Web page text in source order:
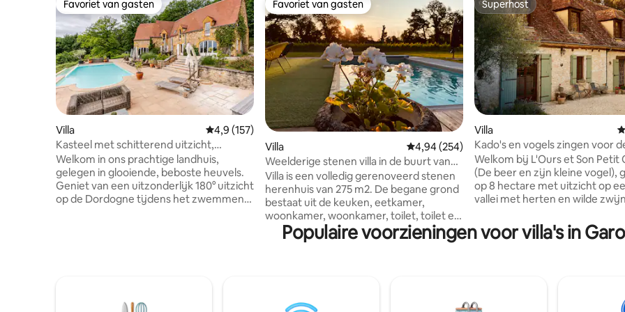
Favoriet van gasten
Favoriet van gasten
Villa Gemiddelde beoordeling van 4,9 op 5, 157 recensies
4,9 (157)
Kasteel met schitterend uitzicht,
privézwembad en bubbelbad
Welkom in ons prachtige landhuis,
gelegen in glooiende, beboste heuvels.
Geniet van een uitzonderlijk 180° uitzicht
op de Dordogne tijdens het zwemmen
hoe de heteluchtballonnen bij
Favoriet van gasten
Favoriet van gasten
Villa Gemiddelde beoordeling van 4,94 op 5, 254
4,94 (254)
Weelderige stenen villa in de buurt van
Saint-Emilion
Villa is een volledig gerenoveerd stenen
herenhuis van 275 m2. De begane grond
bestaat uit de keuken, eetkamer,
woonkamer, woonkamer, toilet, toilet en
een voorraadkast waar een wasmachine
beschikbaar is. 1e verdieping: Twee
verdieping: een slaapkamer uitgerust
Superhost
Superhost
Villa
Kado's en vogels zingen voor
ondergaande zon
Welkom bij L'Ours et Son Petit
(De beer en zijn kleine vogel),
op 8 hectare met uitzicht op
vallei met herten en wilde zwijnen.
een hangmat, kom tot rust in
houtgestookte hot tub of maak
naar de kronkelende straatjes
Populaire voorzieningen voor villa's in